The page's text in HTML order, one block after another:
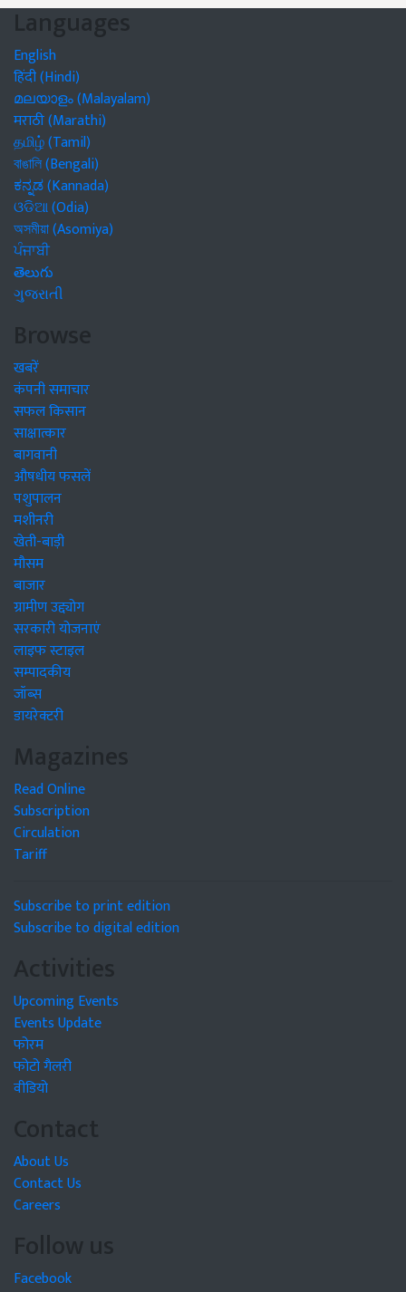
Languages
English
हिंदी (Hindi)
മലയാളം (Malayalam)
मराठी (Marathi)
தமிழ் (Tamil)
বাঙালি (Bengali)
ಕನ್ನಡ (Kannada)
ଓଡିଆ (Odia)
অসমীয়া (Asomiya)
ਪੰਜਾਬੀ
తెలుగు
ગુજરાતી
Browse
खबरें
कंपनी समाचार
सफल किसान
साक्षात्कार
बागवानी
औषधीय फसलें
पशुपालन
मशीनरी
खेती-बाड़ी
मौसम
बाजार
ग्रामीण उद्द्योग
सरकारी योजनाएं
लाइफ स्टाइल
सम्पादकीय
जॉब्स
डायरेक्टरी
Magazines
Read Online
Subscription
Circulation
Tariff
Subscribe to print edition
Subscribe to digital edition
Activities
Upcoming Events
Events Update
फोरम
फोटो गैलरी
वीडियो
Contact
About Us
Contact Us
Careers
Follow us
Facebook